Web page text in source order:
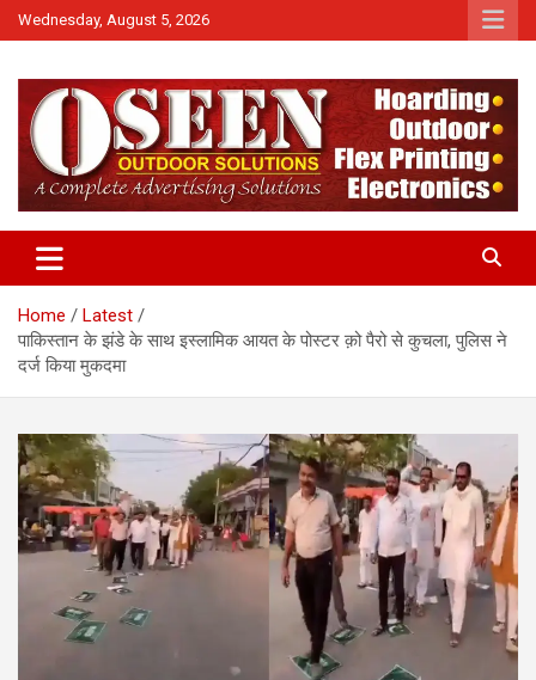
Skip
to
Wednesday, August 5, 2026
QTv India
Home
Latest
पाकिस्तान के झंडे के साथ इस्लामिक आयत के पोस्टर क़ो पैरो से कुचला, पुलिस ने
दर्ज किया मुकदमा